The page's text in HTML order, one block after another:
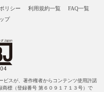
リシー 利用規約一覧
FAQ一覧
プ
ビスが、著作権者からコンテンツ使用許諾
標（登録番号 第６０９１７１３号）で